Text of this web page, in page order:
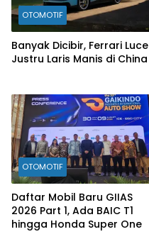
OTOMOTIF
Banyak Dicibir, Ferrari Luce
Justru Laris Manis di China
OTOMOTIF
Daftar Mobil Baru GIIAS
2026 Part 1, Ada BAIC T1
hingga Honda Super One